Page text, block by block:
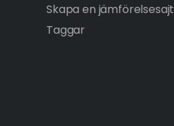
Skapa en jämförelsesajt
Taggar